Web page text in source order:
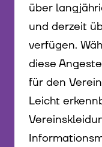
über
und derzeit
verfügen.
diese
für den
Leicht